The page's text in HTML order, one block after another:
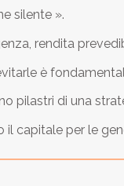
silente ».
rendita
è
pilastri di una
capitale per le